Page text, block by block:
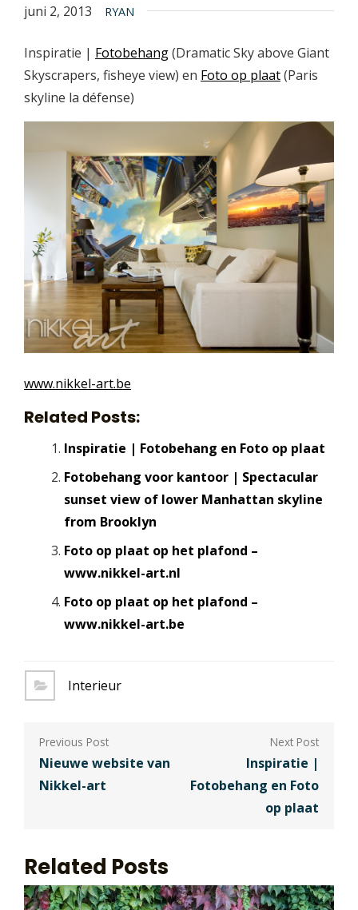
juni 2, 2013 RYAN
Inspiratie | Fotobehang(Dramatic Sky above Giant
Skyscrapers, fisheye view) en Foto op plaat(Paris
skyline la défense)
www.nikkel-art.be
Related Posts:
Inspiratie | Fotobehang en Foto op plaat
Fotobehang voor kantoor | Spectacular
sunset view of lower Manhattan skyline
from Brooklyn
Foto op plaat op het plafond –
www.nikkel-art.nl
Foto op plaat op het plafond –
www.nikkel-art.be
Interieur
Berichtnavigatie
Nieuwe website van
Nikkel-art
Inspiratie |
Fotobehang en Foto
op plaat
Related Posts